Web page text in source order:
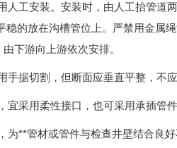
人工安装。安装时，由人工抬管道
稳的放在沟槽管位上。严禁用金属
下游向上游依次安排。
手据切割，但断面应垂直平整，不
宜采用柔性接口，也可采用承插管
为**管材或管件与检查井壁结合良